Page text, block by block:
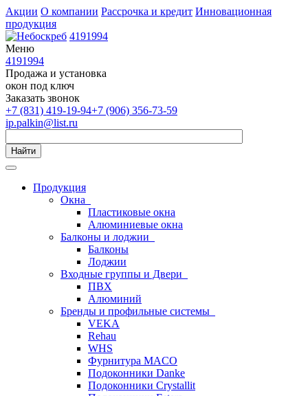
Акции О компании Рассрочка и кредит Инновационная
продукция
4191994
Меню
4191994
Продажа и установка
окон под ключ
Заказать звонок
+7 (831) 419-19-94+7 (906) 356-73-59
ip.palkin@list.ru
Найти
Продукция
Окна
Пластиковые окна
Алюминиевые окна
Балконы и лоджии
Балконы
Лоджии
Входные группы и Двери
ПВХ
Алюминий
Бренды и профильные системы
VEKA
Rehau
WHS
Фурнитура MACO
Подоконники Danke
Подоконники Crystallit